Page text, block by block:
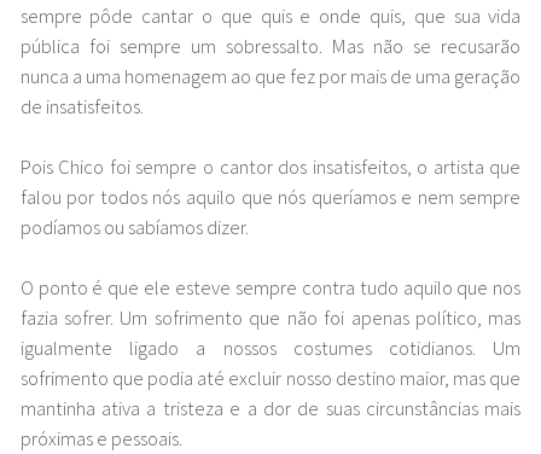
sempre pôde cantar o que quis e onde quis, que sua vida
pública foi sempre um sobressalto. Mas não se recusarão
nunca a uma homenagem ao que fez por mais de uma geração
de insatisfeitos.
Pois Chico foi sempre o cantor dos insatisfeitos, o artista que
falou por todos nós aquilo que nós queríamos e nem sempre
podíamos ou sabíamos dizer.
O ponto é que ele esteve sempre contra tudo aquilo que nos
fazia sofrer. Um sofrimento que não foi apenas político, mas
igualmente ligado a nossos costumes cotidianos. Um
sofrimento que podia até excluir nosso destino maior, mas que
mantinha ativa a tristeza e a dor de suas circunstâncias mais
próximas e pessoais.